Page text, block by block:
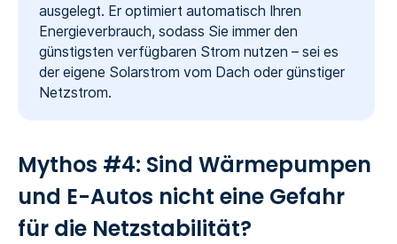
ausgelegt. Er optimiert automatisch Ihren
Energieverbrauch, sodass Sie immer den
günstigsten verfügbaren Strom nutzen – sei es
der eigene Solarstrom vom Dach oder günstiger
Netzstrom.
Mythos #4: Sind Wärmepumpen
und E-Autos nicht eine Gefahr
für die Netzstabilität?